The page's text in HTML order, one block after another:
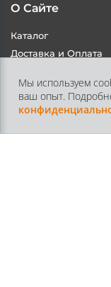
Мы используем
ваш опыт.
О Сайте
Каталог
Доставка и Оплата
Контакты